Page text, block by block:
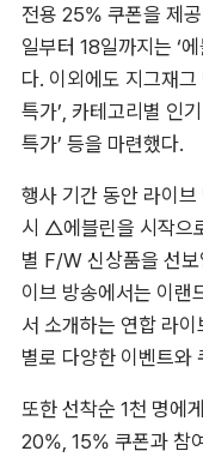
전용 25% 쿠폰을 제
일부터 18일까지는 ‘
다. 이외에도 지그재
특가’, 카테고리별 인
특가’ 등을 마련했다.
행사 기간 동안 라이브
시 △에블린을 시작
별 F/W 신상품을 선
이브 방송에서는 이랜
서 소개하는 연합 라
별로 다양한 이벤트와
또한 선착순 1천 명에
20%, 15% 쿠폰과 참